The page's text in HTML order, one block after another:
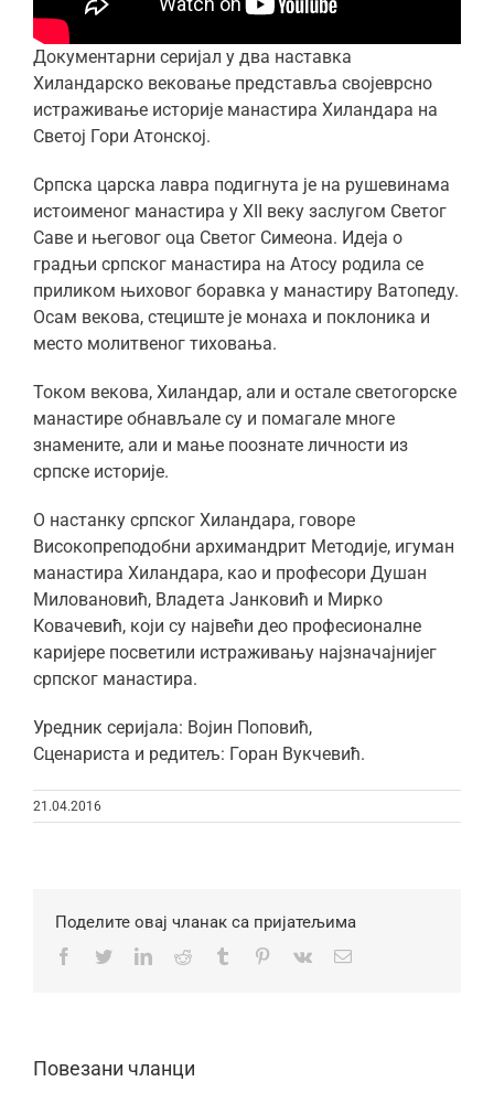
Документарни серијал у два наставка
Хиландарско вековање представља својеврсно
истраживање историје манастира Хиландара на
Светој Гори Атонској.
Српска царска лавра подигнута је на рушевинама
истоименог манастира у XII веку заслугом Светог
Саве и његовог оца Светог Симеона. Идеја о
градњи српског манастира на Атосу родила се
приликом њиховог боравка у манастиру Ватопеду.
Осам векова, стециште је монаха и поклоника и
место молитвеног тиховања.
Током векова, Хиландар, али и остале светогорске
манастире обнављале су и помагале многе
знамените, али и мање поознате личности из
српске историје.
О настанку српског Хиландара, говоре
Високопреподобни архимандрит Методије, игуман
манастира Хиландара, као и професори Душан
Миловановић, Владета Јанковић и Мирко
Ковачевић, који су највећи део професионалне
каријере посветили истраживању најзначајнијег
српског манастира.
Уредник серијала: Војин Поповић,
Сценариста и редитељ: Горан Вукчевић.
21.04.2016
Поделите овај чланак са пријатељима
Facebook
TwitterLinkedInReddit Tumblr Pinterest
Vk Email
Повезани чланци